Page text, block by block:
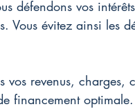
défendons vos
Vous évitez ainsi les
vos revenus, charges,
financement optimale.